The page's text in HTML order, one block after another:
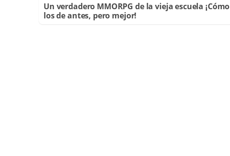
Un verdadero MMORPG de la vieja escuela ¡Cómo
los de antes, pero mejor!